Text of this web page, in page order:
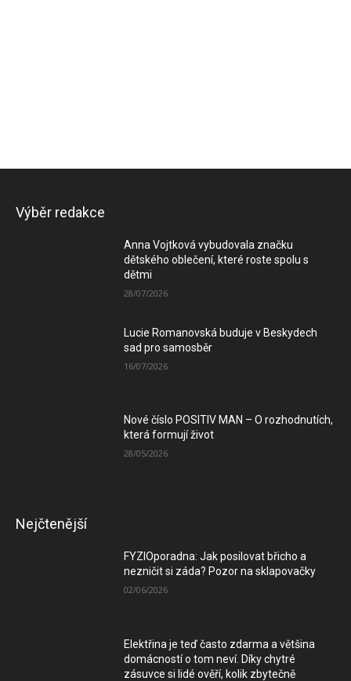
Výběr redakce
Anna Vojtková vybudovala značku
dětského oblečení, které roste spolu s
dětmi
28/07/2026
Lucie Romanovská buduje v Beskydech
sad pro samosběr
16/07/2026
Nové číslo POSITIV MAN – O rozhodnutích,
která formují život
28/05/2026
Nejčtenější
FYZIOporadna: Jak posilovat břicho a
nezničit si záda? Pozor na sklapovačky
02/06/2026
Elektřina je teď často zdarma a většina
domácností o tom neví. Díky chytré
zásuvce si lidé ověří, kolik zbytečně